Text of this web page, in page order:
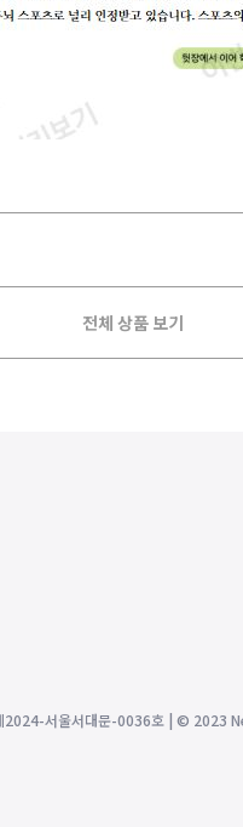
전체 상품 보기
제2024-서울서대문-0036호 | ©